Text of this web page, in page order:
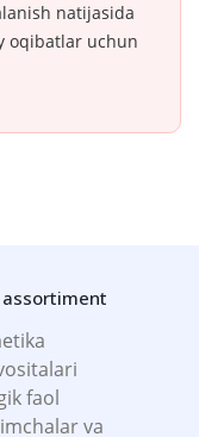
natijasida
oqibatlar uchun
faol
va